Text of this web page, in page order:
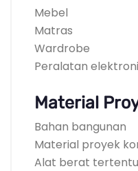
Mebel
Matras
Wardrobe
Peralatan
Material
Bahan bangunan
Material proyek
Alat berat